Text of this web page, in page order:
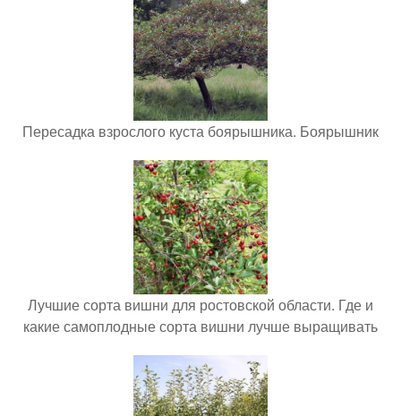
Пересадка взрослого куста боярышника. Боярышник
Лучшие сорта вишни для ростовской области. Где и
какие самоплодные сорта вишни лучше выращивать